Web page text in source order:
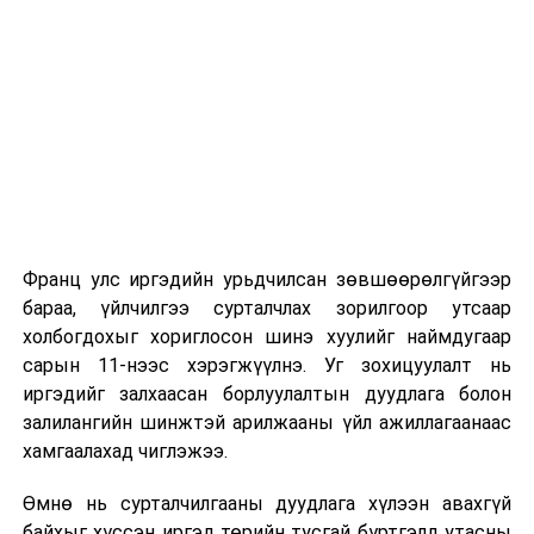
2026 оны 9 дүгээр сарын 13-наас оюутнуудыг
дотуур байранд оруулж эхэлнэ.
Сургууль, цэцэрлэгийн үйл ажиллагааны
зохицуулалт
2026 оны 8 дугаар сарын 17–28-ны өдрүүдэд
байранд элсэлт, бүртгэл болон бусад аливаа
Франц улс иргэдийн урьдчилсан зөвшөөрөлгүйгээр
бараа, үйлчилгээ сурталчлах зорилгоор утсаар
холбогдохыг хориглосон шинэ хуулийг наймдугаар
сарын 11-нээс хэрэгжүүлнэ. Уг зохицуулалт нь
иргэдийг залхаасан борлуулалтын дуудлага болон
залилангийн шинжтэй арилжааны үйл ажиллагаанаас
хамгаалахад чиглэжээ.
Өмнө нь сурталчилгааны дуудлага хүлээн авахгүй